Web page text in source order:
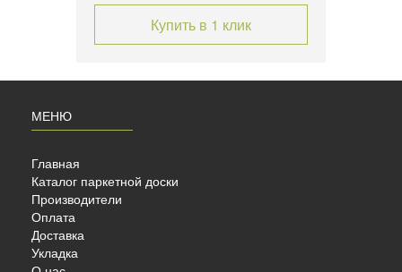
Купить в 1 клик
МЕНЮ
Главная
Каталог паркетной доски
Производители
Оплата
Доставка
Укладка